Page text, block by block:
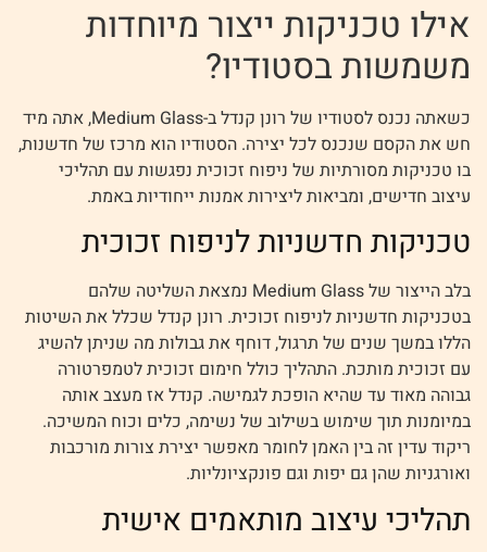
אילו טכניקות ייצור מיוחדות
משמשות בסטודיו?
כשאתה נכנס לסטודיו של רונן קנדל ב-Medium Glass, אתה מיד
חש את הקסם שנכנס לכל יצירה. הסטודיו הוא מרכז של חדשנות,
בו טכניקות מסורתיות של ניפוח זכוכית נפגשות עם תהליכי
עיצוב חדישים, ומביאות ליצירות אמנות ייחודיות באמת.
טכניקות חדשניות לניפוח זכוכית
בלב הייצור של Medium Glass נמצאת השליטה שלהם
בטכניקות חדשניות לניפוח זכוכית. רונן קנדל שכלל את השיטות
הללו במשך שנים של תרגול, דוחף את גבולות מה שניתן להשיג
עם זכוכית מותכת. התהליך כולל חימום זכוכית לטמפרטורה
גבוהה מאוד עד שהיא הופכת לגמישה. קנדל אז מעצב אותה
במיומנות תוך שימוש בשילוב של נשימה, כלים וכוח המשיכה.
ריקוד עדין זה בין האמן לחומר מאפשר יצירת צורות מורכבות
ואורגניות שהן גם יפות וגם פונקציונליות.
תהליכי עיצוב מותאמים אישית